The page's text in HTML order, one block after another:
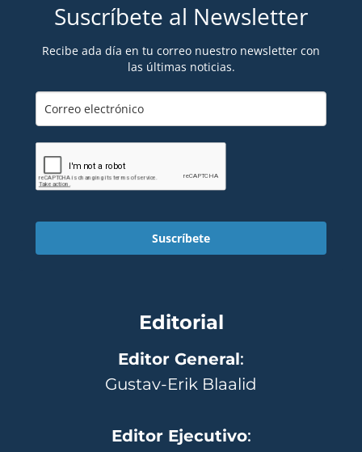
Suscríbete al Newsletter
Recibe ada día en tu correo nuestro newsletter con
las últimas noticias.
Suscríbete
Editorial
Editor General:
Gustav-Erik Blaalid
Editor Ejecutivo: